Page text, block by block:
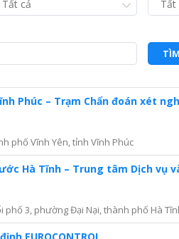
Phúc – Trạm Chẩn đoán xét
phố Vĩnh Yên, tỉnh Vĩnh Phúc
Hà Tĩnh – Trung tâm Dịch vụ
3, phường Đại Nại, thành phố Hà
EUROCONTROL